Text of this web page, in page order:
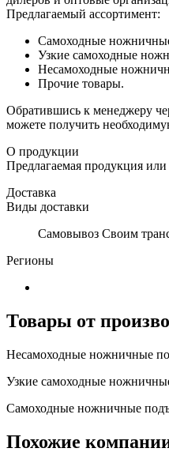
Предлагаемый ассортимент:
Самоходные
Узкие самоходные
Несамоходные
Прочие товары.
Обратившись к менеджеру
можете получить
О продукции
Предлагаемая продукция или
Доставка
Виды доставки
Самовывоз Своим
Регионы
Товары от
Несамоходные ножничные
Узкие самоходные
Самоходные ножничные
Похожие